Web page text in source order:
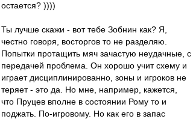
остается? ))))
Ты лучше скажи - вот тебе Зобнин как? Я,
честно говоря, восторгов то не разделяю.
Попытки протащить мяч зачастую неудачные, с
передачей проблема. Он хорошо учит схему и
играет дисциплинированно, зоны и игроков не
теряет - это да. Но мне, например, кажется,
что Пруцев вполне в состоянии Рому то и
поджать. По-игровому. Но как его в запас